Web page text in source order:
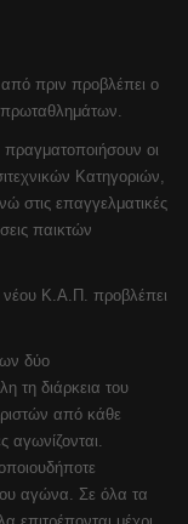
πριν προβλέπει ο
οι
Κατηγοριών,
στις επαγγελματικές
παικτών
Κ.Α.Π. προβλέπει
δύο
τη διάρκεια του
από κάθε
αγωνίζονται.
αγώνα. Σε όλα τα